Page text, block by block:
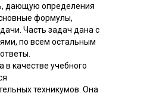
дающую определения
формулы,
Часть задач дана с
по всем остальным
в качестве учебного
техникумов. Она